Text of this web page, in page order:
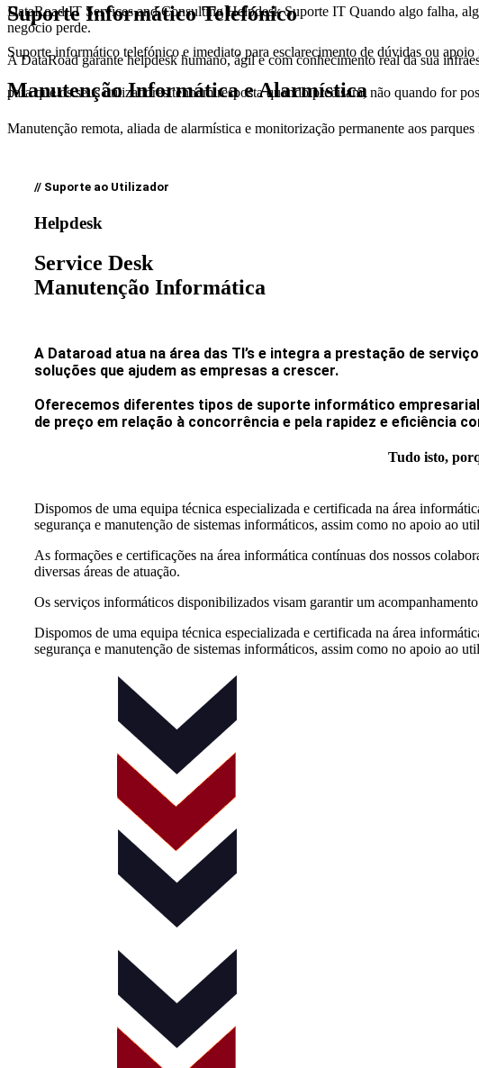
DataRoad IT Services and Consulting Helpdesk Suporte IT Quando algo falha,
negócio perde.
A DataRoad garante helpdesk humano, ágil e com conhecimento real da sua
para que os seus utilizadores tenham resposta quando precisam, não quando for
Suporte Informático Telefónico
Suporte informático telefónico e imediato para esclarecimento de dúvidas ou
Manutenção Informática e Alarmística
Manutenção remota, aliada de alarmística e monitorização permanente aos
// Suporte ao Utilizador
Helpdesk
Service Desk
Manutenção Informática
A Dataroad atua na área das TI’s e integra a prestação de
soluções que ajudem as empresas a crescer.
Oferecemos diferentes tipos de suporte informático
de preço em relação à concorrência e pela rapidez e eficiência
Tudo isto,
Dispomos de uma equipa técnica especializada e certificada na área
segurança e manutenção de sistemas informáticos, assim como no apoio ao
As formações e certificações na área informática contínuas dos nossos
diversas áreas de atuação.
Os serviços informáticos disponibilizados visam garantir um
Dispomos de uma equipa técnica especializada e certificada na área
segurança e manutenção de sistemas informáticos, assim como no apoio ao